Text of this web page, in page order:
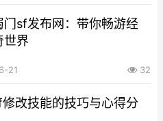
门sf发布网：带你畅游经
世界
21 32
改技能的技巧与心得分